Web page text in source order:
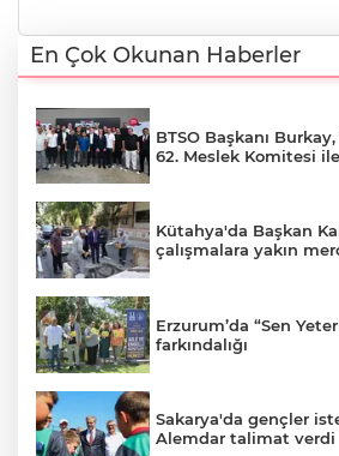
En Çok Okunan Haberler
BTSO Başkanı
62. Meslek Komitesi
Kütahya'da Başkan
çalışmalara yakın
Erzurum’da “Sen
farkındalığı
Sakarya'da gençler
Alemdar talimat verdi